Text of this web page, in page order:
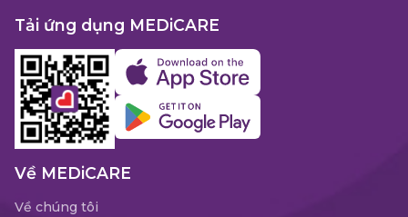
Tải ứng dụng MEDiCARE
Về MEDiCARE
Về chúng tôi